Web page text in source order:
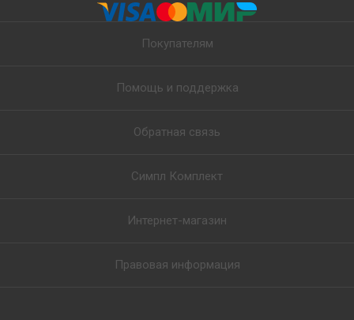
Покупателям
Помощь и поддержка
Обратная связь
Симпл Комплект
Интернет-магазин
Правовая информация